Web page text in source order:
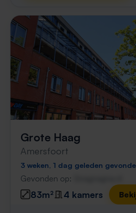
Grote Haag
Amersfoort
3 weken, 1 dag geleden
Gevonden op:
83m² 4 kamers